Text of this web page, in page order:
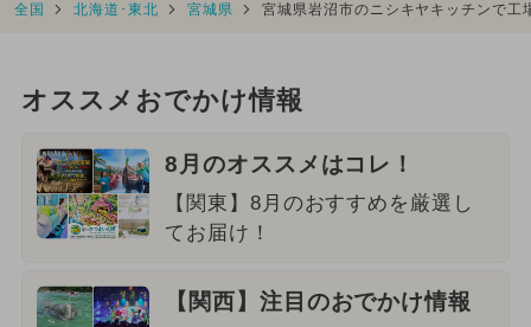
全国 北海道･東北 宮城県 宮城県岩沼市のニシキヤキッチンで
オススメおでかけ情報
8月のオススメはコレ！
【関東】8月のおすすめを厳選し
てお届け！
【関西】注目のおでかけ情報